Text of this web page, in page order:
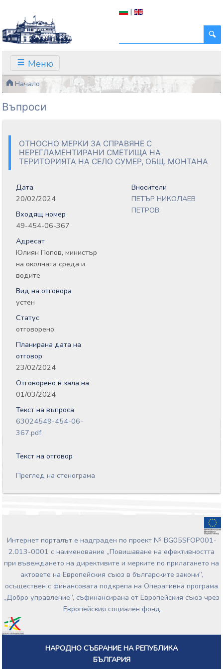
|
Меню
Начало
Въпроси
ОТНОСНО МЕРКИ ЗА СПРАВЯНЕ С
НЕРЕГЛАМЕНТИРАНИ СМЕТИЩА НА
ТЕРИТОРИЯТА НА СЕЛО СУМЕР, ОБЩ. МОНТАНА
Дата
20/02/2024
Входящ номер
49-454-06-367
Адресат
Юлиян Попов, министър
на околната среда и
водите
Вид на отговора
устен
Статус
отговорено
Планирана дата на
отговор
23/02/2024
Отговорено в зала на
01/03/2024
Текст на въпроса
63024549-454-06-
367.pdf
Текст на отговор
Преглед на стенограма
Вносители
ПЕТЪР НИКОЛАЕВ
ПЕТРОВ;
Интернет порталът е надграден по проект № BG05SFOP001-
2.013-0001 с наименование „Повишаване на ефективността
при въвеждането на директивите и мерките по прилагането на
актовете на Европейския съюз в българските закони”,
осъществен с финансовата подкрепа на Оперативна програма
„Добро управление“, съфинансирана от Европейския съюз чрез
Европейския социален фонд
НАРОДНО СЪБРАНИЕ НА РЕПУБЛИКА
БЪЛГАРИЯ